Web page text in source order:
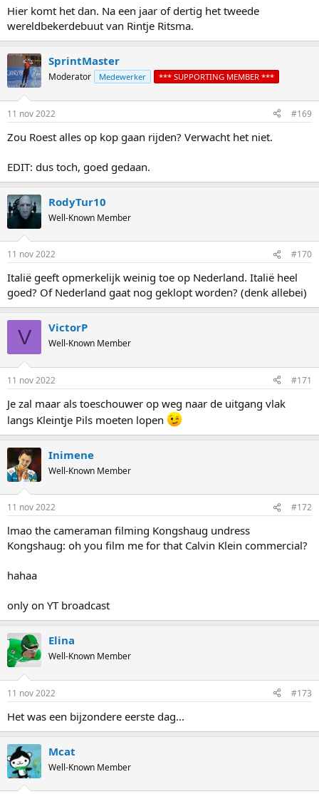
Hier komt het dan. Na een jaar of dertig het tweede
wereldbekerdebuut van Rintje Ritsma.
SprintMaster
Moderator Medewerker *** SUPPORTING MEMBER ***
11 nov 2022 #169
Zou Roest alles op kop gaan rijden? Verwacht het niet.
EDIT: dus toch, goed gedaan.
RodyTur10
Well-Known Member
11 nov 2022 #170
Italië geeft opmerkelijk weinig toe op Nederland. Italië heel
goed? Of Nederland gaat nog geklopt worden? (denk allebei)
V VictorP
Well-Known Member
11 nov 2022 #171
Je zal maar als toeschouwer op weg naar de uitgang vlak
langs Kleintje Pils moeten lopen
Inimene
Well-Known Member
11 nov 2022 #172
lmao the cameraman filming Kongshaug undress
Kongshaug: oh you film me for that Calvin Klein commercial?
hahaa
only on YT broadcast
Elina
Well-Known Member
11 nov 2022 #173
Het was een bijzondere eerste dag...
Mcat
Well-Known Member